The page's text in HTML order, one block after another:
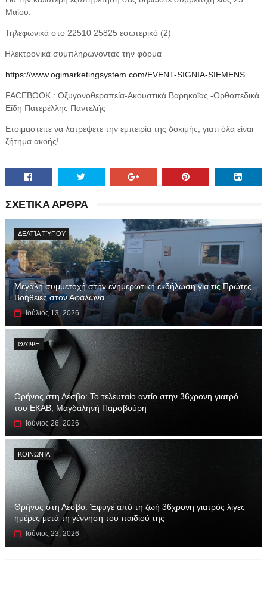
Μαϊου.
Τηλεφωνικά στο 22510 25825 εσωτερικό (2)
Ηλεκτρονικά συμπληρώνοντας την φόρμα
https://www.ogimarketingsystem.com/EVENT-SIGNIA-SIEMENS
FACEBOOK: Οξυγονοθεραπεία-Ακουστικά Βαρηκοΐας -Ορθοπεδικά
Είδη Πατερέλλης Παντελής
Ετοιμαστείτε να λατρέψετε την εμπειρία της δοκιμής, γιατί όλα είναι
ζήτημα ακοής!
ΣΧΕΤΙΚΑ ΑΡΘΡΑ
ΔΕΛΤΊΑ ΤΎΠΟΥ
Μεγάλη συμμετοχή στην ενημερωτική εκδήλωση για τις Πρώτες
Βοήθειες στον Αφάλωνα
Ιούλιος 13, 2026
ΘΛΊΨΗ
Θρήνος στη Λέσβο: Το τελευταίο αντίο στην 36χρονη γιατρό
του ΕΚΑΒ, Μαγδαληνή Παρσβούρη
Ιούνιος 26, 2026
ΚΟΙΝΩΝΊΑ
Θρήνος στη Λέσβο: Έφυγε από τη ζωή 36χρονη γιατρός λίγες
ημέρες μετά τη γέννηση του παιδιού της
Ιούνιος 23, 2026